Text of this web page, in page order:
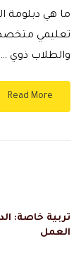
ما هي دبلومة
تعليمي متخصص
والطلاب ذوي …
Read More
تربية خاصة:
العمل